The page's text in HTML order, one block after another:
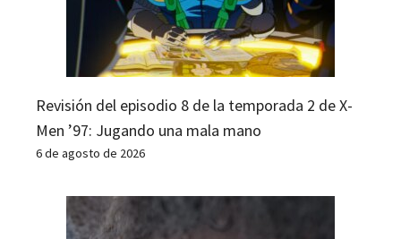
Revisión del episodio 8 de la temporada 2 de X-
Men ’97: Jugando una mala mano
6 de agosto de 2026